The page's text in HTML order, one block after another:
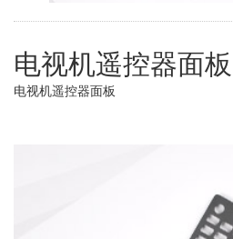
电视机遥控器面板
电视机遥控器面板